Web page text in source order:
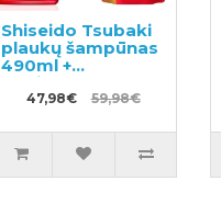
Shiseido Tsubaki
plaukų šampūnas
490ml +
papildymas
660ml
47,98€ 59,98€